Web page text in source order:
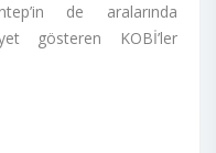
de aralarında
gösteren KOBİ’ler